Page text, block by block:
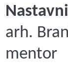
arh.
mentor